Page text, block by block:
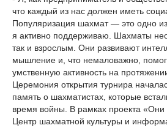
что каждый из нас должен иметь
Популяризация шахмат — это одно
я активно поддерживаю. Шахматы
так и взрослым. Они развивают
мышление и, что немаловажно,
умственную активность на
Церемония открытия турнира
память о шахматистах, которые
время войны. В рамках проекта
Центр шахматной культуры и